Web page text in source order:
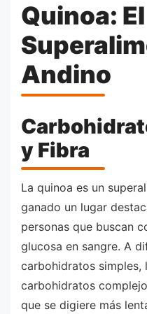
Quinoa: El
Andino
y Fibra
La quinoa es un
ganado un lugar
personas que buscan
glucosa en sangre. A
carbohidratos simples,
carbohidratos
que se digiere más